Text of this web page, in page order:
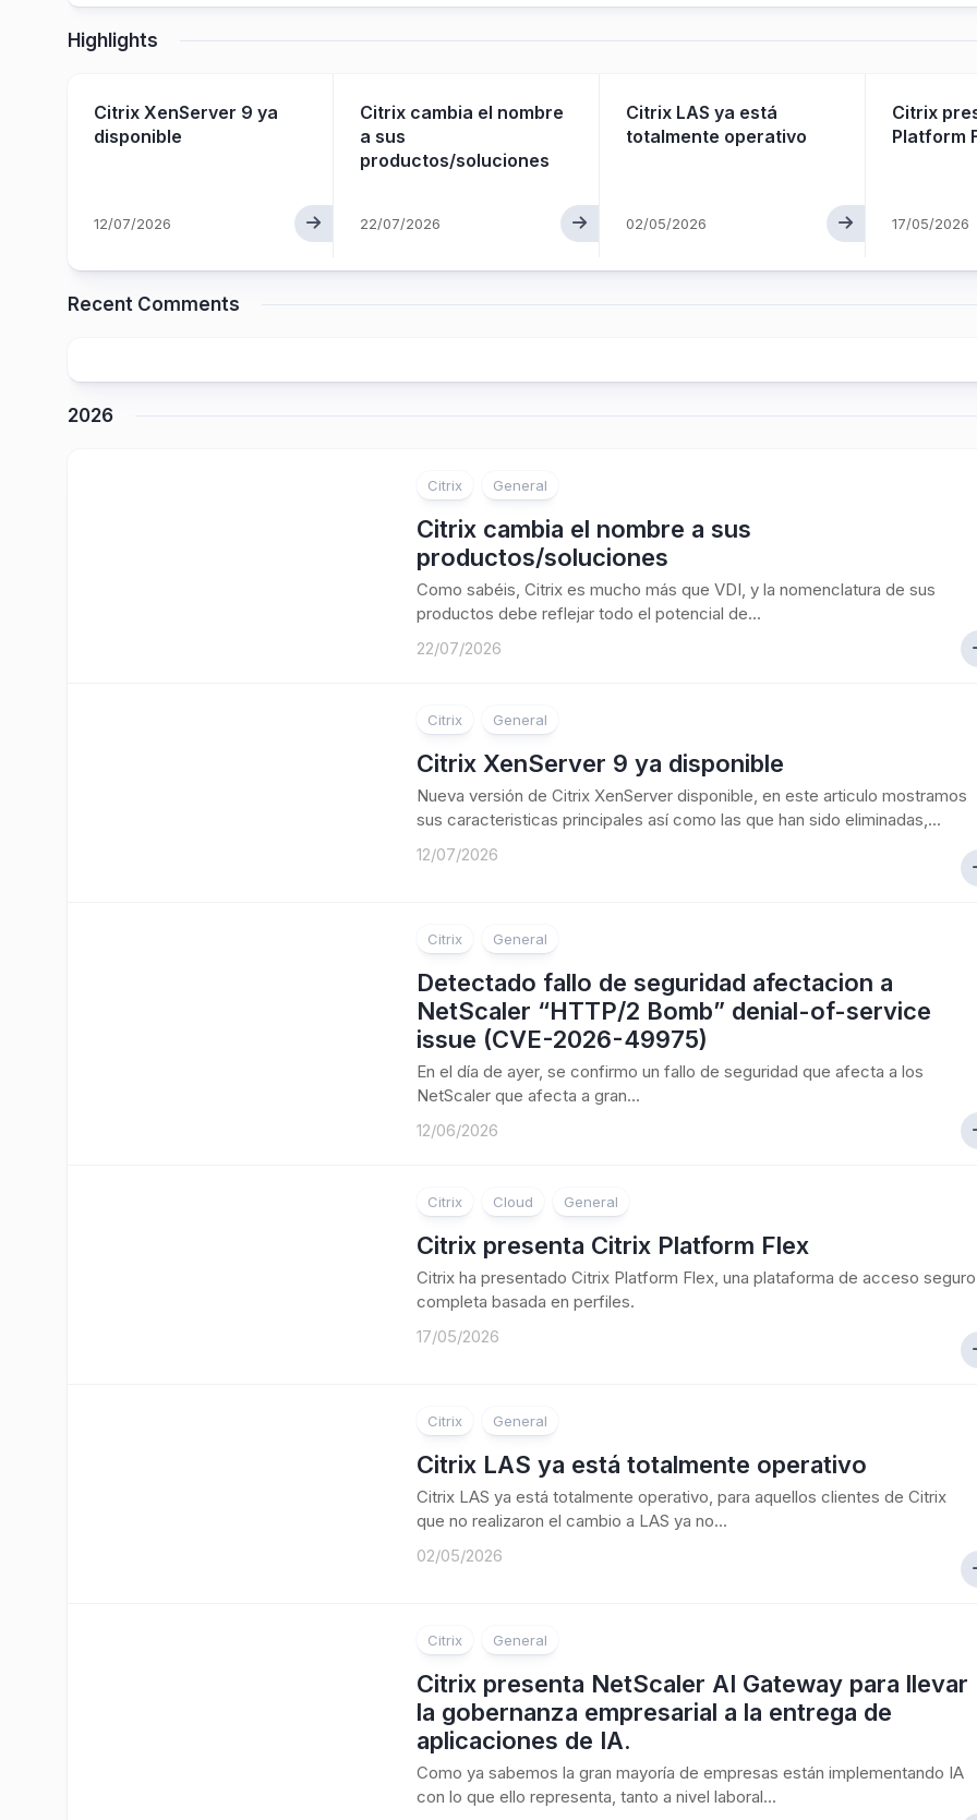
Highlights
Citrix XenServer 9 ya
disponible
12/07/2026
Citrix cambia el nombre
a sus
productos/soluciones
22/07/2026
Citrix LAS ya está
totalmente operativo
02/05/2026
Citrix
Platform
17/05/2026
Recent Comments
2026
Citrix General
Citrix cambia el nombre a sus
productos/soluciones
Como sabéis, Citrix es mucho más que VDI, y la nomenclatura de sus
productos debe reflejar todo el potencial de...
22/07/2026
Citrix General
Citrix XenServer 9 ya disponible
Nueva versión de Citrix XenServer disponible, en este articulo mostramos
sus caracteristicas principales así como las que han sido eliminadas,...
12/07/2026
Citrix General
Detectado fallo de seguridad afectacion a
NetScaler “HTTP/2 Bomb” denial-of-service
issue (CVE-2026-49975)
En el día de ayer, se confirmo un fallo de seguridad que afecta a los
NetScaler que afecta a gran...
12/06/2026
Citrix Cloud General
Citrix presenta Citrix Platform Flex
Citrix ha presentado Citrix Platform Flex, una plataforma de acceso seguro
completa basada en perfiles.
17/05/2026
Citrix General
Citrix LAS ya está totalmente operativo
Citrix LAS ya está totalmente operativo, para aquellos clientes de Citrix
que no realizaron el cambio a LAS ya no...
02/05/2026
Citrix General
Citrix presenta NetScaler AI Gateway para llevar
la gobernanza empresarial a la entrega de
aplicaciones de IA.
Como ya sabemos la gran mayoría de empresas están implementando IA
con lo que ello representa, tanto a nivel laboral...